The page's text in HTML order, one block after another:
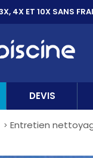
4X ET 10XSANS
DEVIS
Entretien